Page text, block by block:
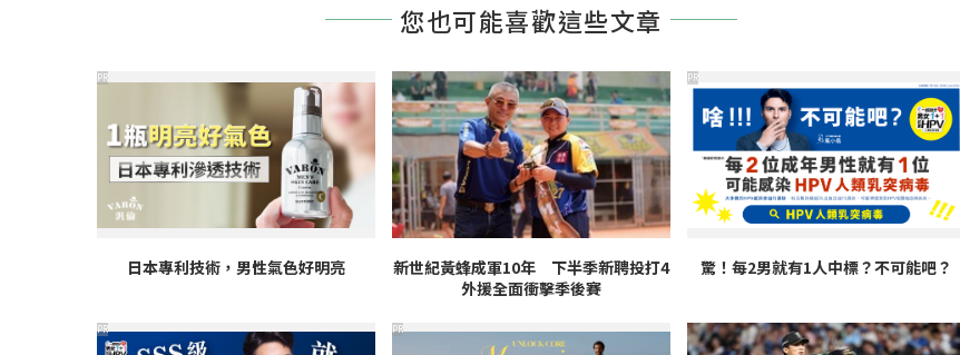
您也可能喜歡這些文章
日本專利技術，男性氣色好明亮
PR
新世紀黃蜂成軍10年 下半季新聘投打4
外援全面衝擊季後賽
驚！每2男就有1人中標？不可能吧？
PR
PR PR